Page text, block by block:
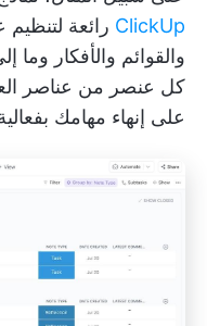
ClickUp رائعة لتنظيم
والقوائم والأفكار
كل عنصر من عناصر
على إنهاء مهامك